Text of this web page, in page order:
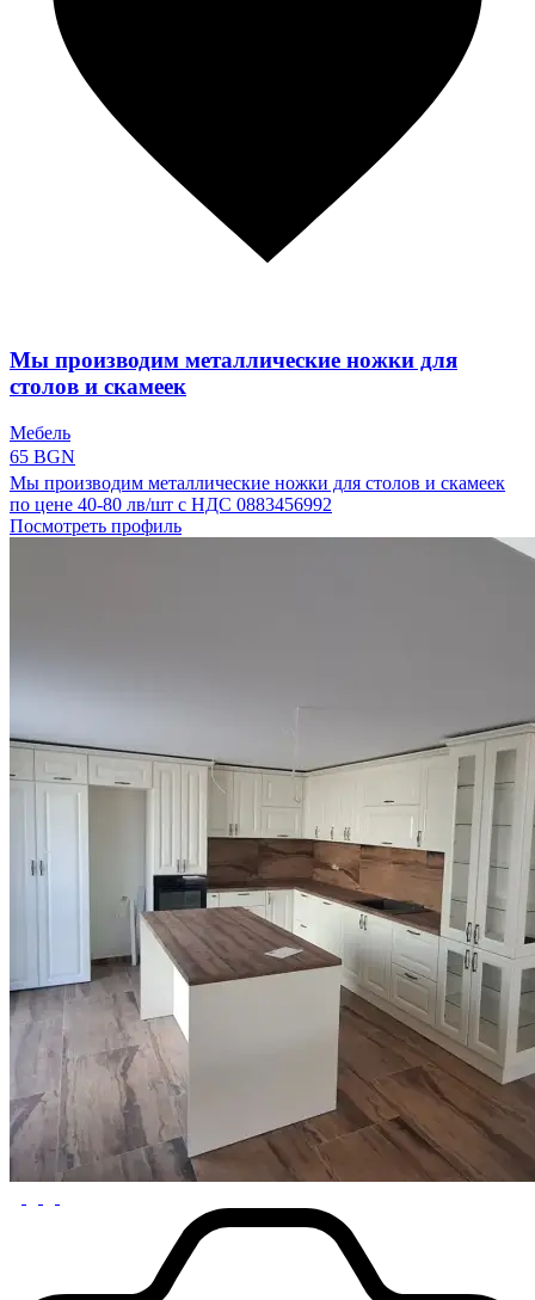
Мы производим металлические ножки для
столов и скамеек
Мебель
65 BGN
Мы производим металлические ножки для столов и скамеек
по цене 40-80 лв/шт с НДС 0883456992
Посмотреть профиль